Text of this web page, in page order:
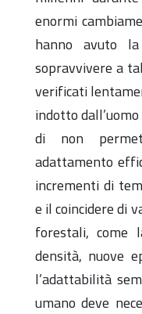
enormi
hanno avuto
sopravvivere a
verificati
indotto
di non
adattamento
incrementi di
e il coincidere di
forestali, come
densità, nuove
l’adattabilità
umano deve